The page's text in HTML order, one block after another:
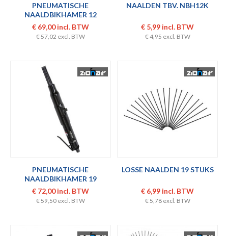
PNEUMATISCHE
NAALDBIKHAMER 12
NAALDEN
€ 69,00 incl. BTW
€ 57,02 excl. BTW
NAALDEN TBV. NBH12K
€ 5,99 incl. BTW
€ 4,95 excl. BTW
PNEUMATISCHE
NAALDBIKHAMER 19
NAALDEN
€ 72,00 incl. BTW
€ 59,50 excl. BTW
LOSSE NAALDEN 19 STUKS
€ 6,99 incl. BTW
€ 5,78 excl. BTW